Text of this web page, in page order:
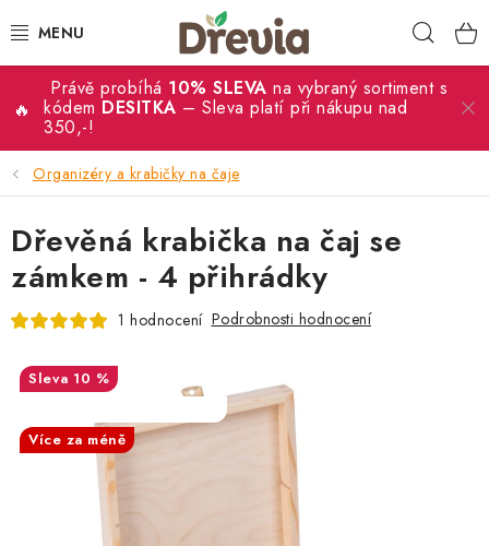
na
SVATBA 💍
DÁRKY
KUCHYŇSKÉ POTŘEBY
DEKORACE
PŘÍLEŽITOSTI
MATERIÁLY A TVOŘENÍ
PRO FIRMY
Právě probíhá 10% SLEVA na vybraný sortiment s
kódem DESITKA – Sleva platí při nákupu nad
350,-!
Organizéry a krabičky na čaje
Dřevěná krabička na čaj se
zámkem - 4 přihrádky
1 hodnocení Podrobnosti hodnocení
10 %
Více za méně